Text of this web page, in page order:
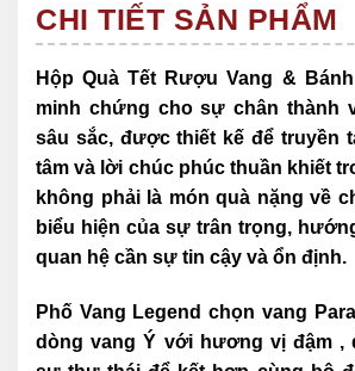
CHI TIẾT SẢN PHẨM
Hộp Quà Tết Rượu Vang &
minh chứng cho sự chân thành
sâu sắc, được thiết kế để truyền
tâm và lời chúc phúc thuần khiết
không phải là món quà nặng về
biểu hiện của sự trân trọng,
quan hệ cần sự tin cậy và ổn định.
Phố Vang Legend chọn vang
dòng vang Ý với hương vị đậm ,